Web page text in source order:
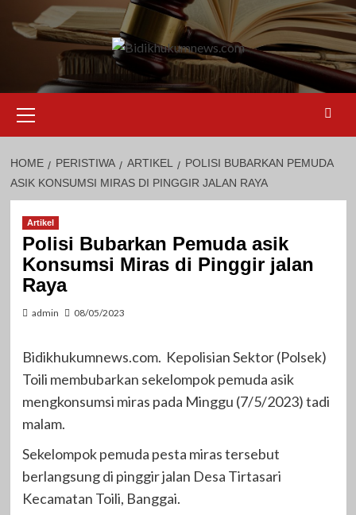
Menu
HOME PERISTIWA ARTIKEL
POLISI BUBARKAN PEMUDA
ASIK KONSUMSI MIRAS DI PINGGIR JALAN RAYA
Artikel
Polisi Bubarkan Pemuda asik
Konsumsi Miras di Pinggir jalan
Raya
admin 08/05/2023
Bidikhukumnews.com. Kepolisian Sektor (Polsek)
Toili membubarkan sekelompok pemuda asik
mengkonsumsi miras pada Minggu (7/5/2023) tadi
malam.
Sekelompok pemuda pesta miras tersebut
berlangsung di pinggir jalan Desa Tirtasari
Kecamatan Toili, Banggai.